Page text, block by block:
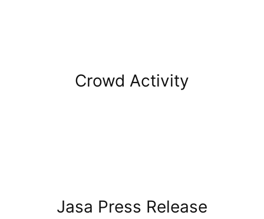
Crowd Activity
Jasa Press Release